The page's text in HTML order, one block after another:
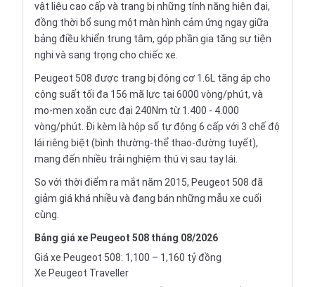
vật liệu cao cấp và trang bị những tính năng hiện đại,
đồng thời bổ sung một màn hình cảm ứng ngay giữa
bảng điều khiển trung tâm, góp phần gia tăng sự tiện
nghi và sang trọng cho chiếc xe.
Peugeot 508 được trang bị động cơ 1.6L tăng áp cho
công suất tối đa 156 mã lực tại 6000 vòng/phút, và
mo-men xoắn cực đại 240Nm từ 1.400 - 4.000
vòng/phút. Đi kèm là hộp số tự động 6 cấp với 3 chế độ
lái riêng biệt (bình thường-thể thao-đường tuyết),
mang đến nhiều trải nghiệm thú vị sau tay lái.
So với thời điểm ra mắt năm 2015, Peugeot 508 đã
giảm giá khá nhiều và đang bán những mẫu xe cuối
cùng.
Bảng giá xe Peugeot 508 tháng 08/2026
Giá xe Peugeot 508: 1,100 – 1,160 tỷ đồng
Xe Peugeot Traveller